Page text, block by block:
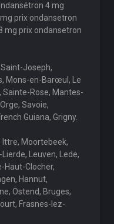
4 mg
prix ondansetron
mg prix ondansetron
Joseph,
Mons-en-Barœul, Le
Sainte-Rose, Mantes-
Savoie,
Guiana, Grigny.
Ittre, Moortebeek,
Leuven, Lede,
Haut-Clocher,
Hannut,
Ostend, Bruges,
Frasnes-lez-